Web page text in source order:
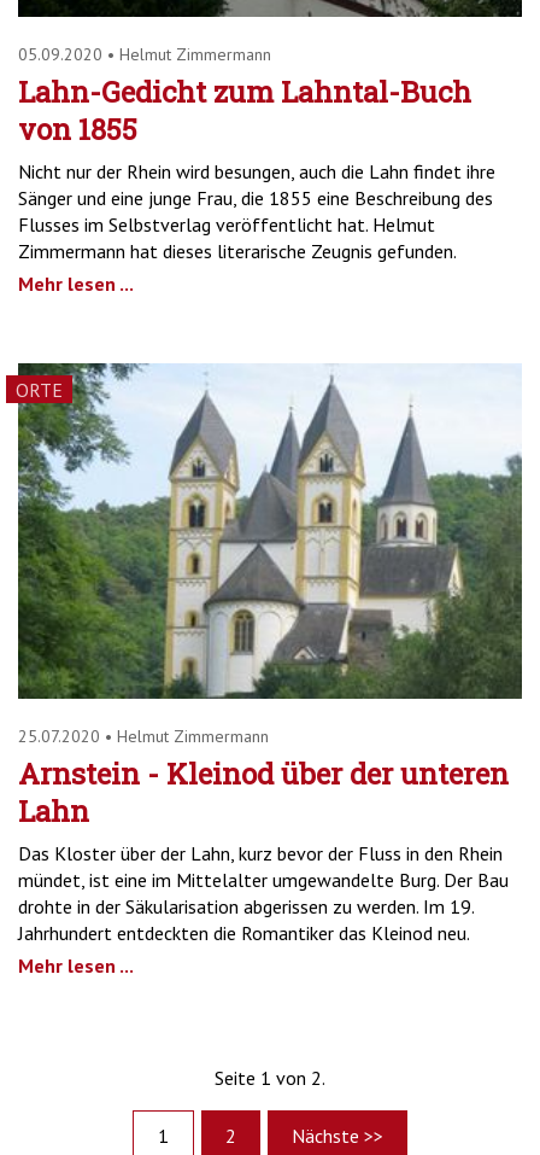
05.09.2020 • Helmut Zimmermann
Lahn-Gedicht zum Lahntal-Buch
von 1855
Nicht nur der Rhein wird besungen, auch die Lahn findet ihre
Sänger und eine junge Frau, die 1855 eine Beschreibung des
Flusses im Selbstverlag veröffentlicht hat. Helmut
Zimmermann hat dieses literarische Zeugnis gefunden.
Mehr lesen ...
ORTE
25.07.2020 • Helmut Zimmermann
Arnstein - Kleinod über der unteren
Lahn
Das Kloster über der Lahn, kurz bevor der Fluss in den Rhein
mündet, ist eine im Mittelalter umgewandelte Burg. Der Bau
drohte in der Säkularisation abgerissen zu werden. Im 19.
Jahrhundert entdeckten die Romantiker das Kleinod neu.
Mehr lesen ...
Seite 1 von 2.
1 2 Nächste >>